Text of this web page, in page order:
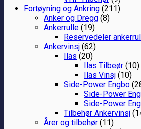
Fortøyning og Ankring (211)
Anker og Dregg (8)
Ankerrulle (19)
Reservedeler
Ankervinsj (62)
Ilas (20)
Ilas Tilbeør (10)
Ilas Vinsj (10)
Side-Power Engbo
Side-Power
Side-Power
Tilbehør Ankervinsj
Årer og tilbehør (11)